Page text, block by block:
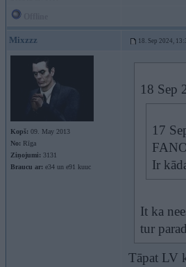
Mixzzz 18. Sep 2024,
Kopš: 09. May 2013
No: Rīga
Ziņojumi: 3131
Braucu ar: e34 un e91 kuuc
18 Sep
17
Ir
It ka
tur
Tāpat LV